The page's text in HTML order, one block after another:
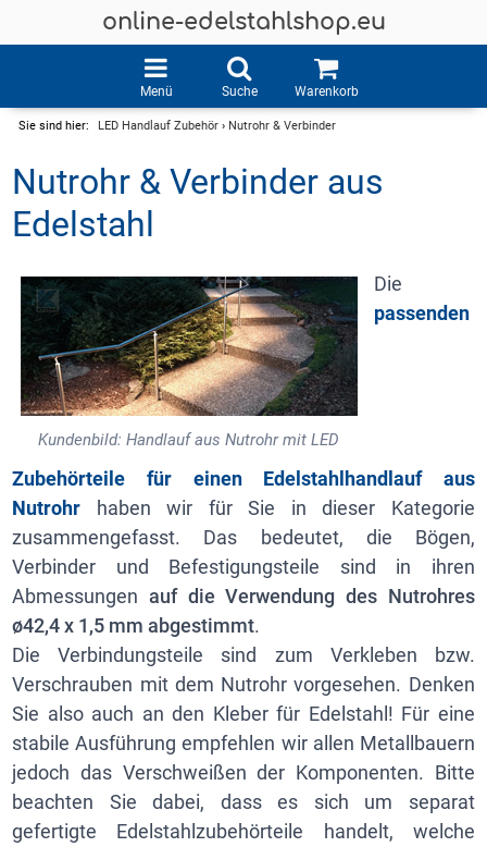
online-edelstahlshop.eu
Menü Suche Warenkorb
Sie sind hier: LED Handlauf Zubehör› Nutrohr & Verbinder
Nutrohr & Verbinder aus
Edelstahl
Kundenbild: Handlauf aus Nutrohr mit LED
Die
passenden
Zubehörteile für einen Edelstahlhandlauf aus
Nutrohr haben wir für Sie in dieser Kategorie
zusammengefasst. Das bedeutet, die Bögen,
Verbinder und Befestigungsteile sind in ihren
Abmessungen auf die Verwendung des Nutrohres
ø42,4 x 1,5 mm abgestimmt.
Die Verbindungsteile sind zum Verkleben bzw.
Verschrauben mit dem Nutrohr vorgesehen. Denken
Sie also auch an den Kleber für Edelstahl! Für eine
stabile Ausführung empfehlen wir allen Metallbauern
jedoch das Verschweißen der Komponenten. Bitte
beachten Sie dabei, dass es sich um separat
gefertigte Edelstahlzubehörteile handelt, welche